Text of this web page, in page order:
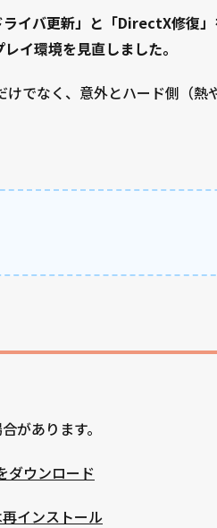
イバ更新」と「DirectX修復
イ環境を見直しました。
でなく、意外とハード側（熱
があります。
ダウンロード
インストール